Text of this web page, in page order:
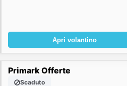
Apri volantino
Primark Offerte
Scaduto